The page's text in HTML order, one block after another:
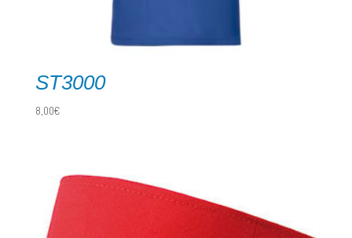
ST3000
8,00€